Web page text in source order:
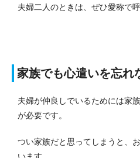
夫婦二人のときは、ぜひ愛称で
家族でも心遣いを忘れ
夫婦が仲良しでいるためには家
が必要です。
つい家族だと思ってしまうと、